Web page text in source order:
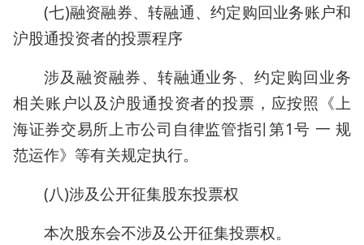
(七)融资融券、转融通、约定购回业务账户和
沪股通投资者的投票程序
涉及融资融券、转融通业务、约定购回业务
相关账户以及沪股通投资者的投票，应按照《上
海证券交易所上市公司自律监管指引第1号 一 规
范运作》等有关规定执行。
(八)涉及公开征集股东投票权
本次股东会不涉及公开征集投票权。